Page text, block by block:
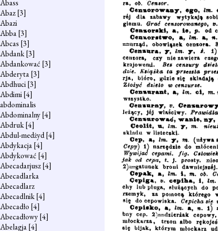
Abass
Abaz[3]
Abazi
Abba[3]
Abcas [3]
Abdank[3]
Abdankować [3]
Abderyta[3]
Abdhuci[3]
Abdimi[4]
abdominalis
Abdominalny[4]
Abdruk[4]
Abdul-medżyd[4]
Abdykacja[4]
Abdykować [4]
Abecadarjusz[4]
Abecadlarka
Abecadlarz
Abecadlnik[4]
Abecadło [4]
Abecadłowy[4]
Abelagja[4]